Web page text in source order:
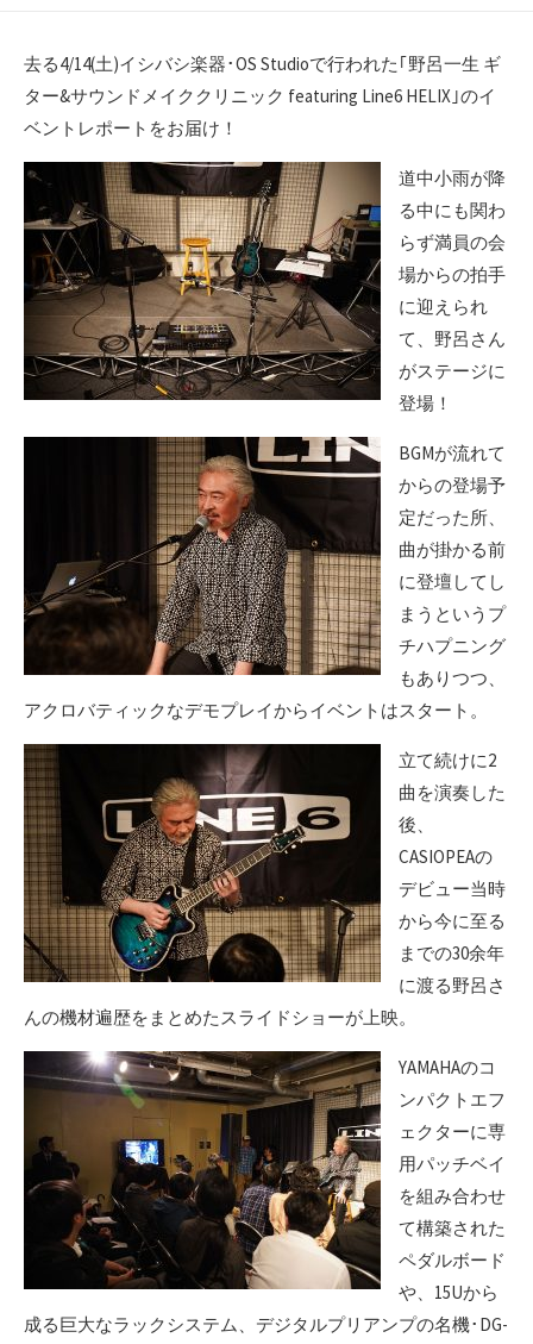
去る4/14(土)イシバシ楽器･OS Studioで行われた｢野呂一生 ギ
ター&サウンドメイククリニック featuring Line6 HELIX｣のイ
ベントレポートをお届け！
道中小雨が降
る中にも関わ
らず満員の会
場からの拍手
に迎えられ
て、野呂さん
がステージに
登場！
BGMが流れて
からの登場予
定だった所、
曲が掛かる前
に登壇してし
まうというプ
チハプニング
もありつつ、
アクロバティックなデモプレイからイベントはスタート。
立て続けに2
曲を演奏した
後、
CASIOPEAの
デビュー当時
から今に至る
までの30余年
に渡る野呂さ
んの機材遍歴をまとめたスライドショーが上映。
YAMAHAのコ
ンパクトエフ
ェクターに専
用パッチベイ
を組み合わせ
て構築された
ペダルボード
や、15Uから
成る巨大なラックシステム、デジタルプリアンプの名機･DG-